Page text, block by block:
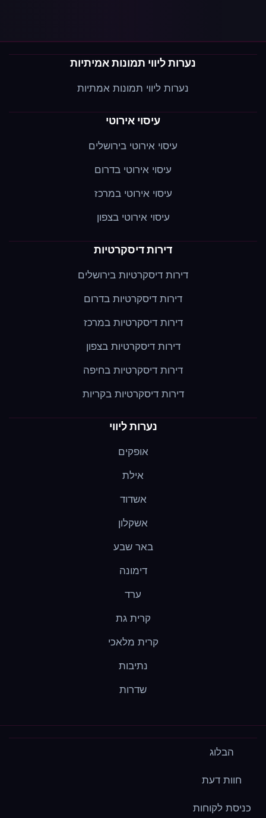
נערות ליווי תמונות אמיתיות
נערות ליווי תמונות אמתיות
עיסוי אירוטי
עיסוי אירוטי בירושלים
עיסוי אירוטי בדרום
עיסוי אירוטי במרכז
עיסוי אירוטי בצפון
דירות דיסקרטיות
דירות דיסקרטיות בירושלים
דירות דיסקרטיות בדרום
דירות דיסקרטיות במרכז
דירות דיסקרטיות בצפון
דירות דיסקרטיות בחיפה
דירות דיסקרטיות בקריות
נערות ליווי
אופקים
אילת
אשדוד
אשקלון
באר שבע
דימונה
ערד
קרית גת
קרית מלאכי
נתיבות
שדרות
הבלוג
חוות דעת
כניסת לקוחות